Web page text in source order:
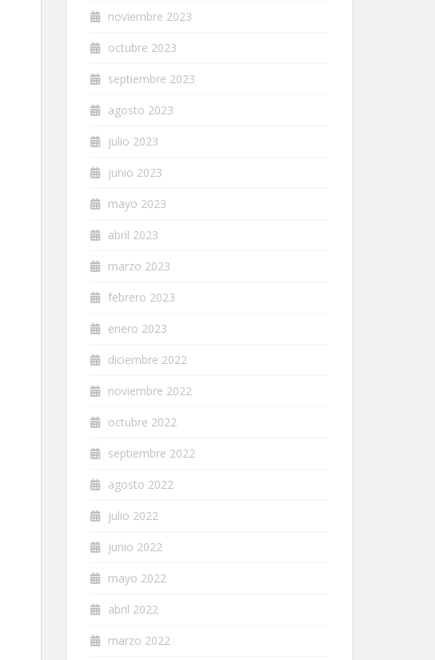
noviembre 2023
octubre 2023
septiembre 2023
agosto 2023
julio 2023
junio 2023
mayo 2023
abril 2023
marzo 2023
febrero 2023
enero 2023
diciembre 2022
noviembre 2022
octubre 2022
septiembre 2022
agosto 2022
julio 2022
junio 2022
mayo 2022
abril 2022
marzo 2022